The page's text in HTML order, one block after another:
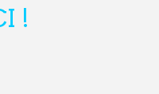
!